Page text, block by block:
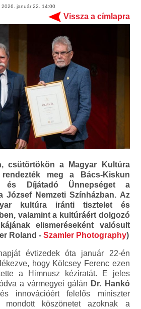
2026. január 22. 14:00
Vissza a címlapra
csütörtökön a Magyar Kultúra
rendezték meg a Bács-Kiskun
és Díjátadó Ünnepséget a
József Nemzeti Színházban. Az
kultúra iránti tisztelet és
valamint a kultúráért dolgozó
elismeréseként valósult
Roland -Szamler Photography)
évtizedek óta január 22-én
hogy Kölcsey Ferenc ezen
a Himnusz kéziratát. E jeles
a vármegyei gálán Dr. Hankó
innovációért felelős miniszter
mondott köszönetet azoknak a